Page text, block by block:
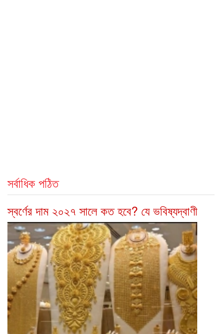
সর্বাধিক পঠিত
স্বর্ণের দাম ২০২৭ সালে কত হবে? যে ভবিষ্যদ্বাণী